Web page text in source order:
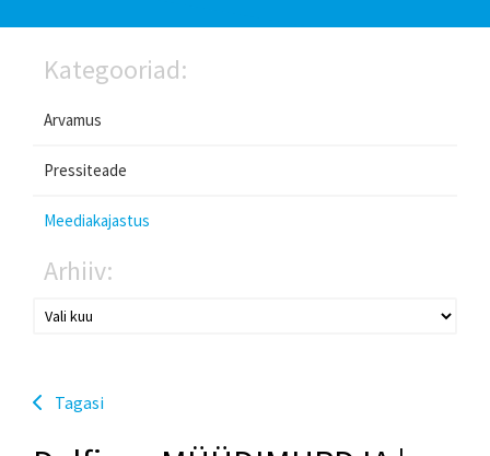
Kategooriad:
Arvamus
Pressiteade
Meediakajastus
Arhiiv:
Tagasi